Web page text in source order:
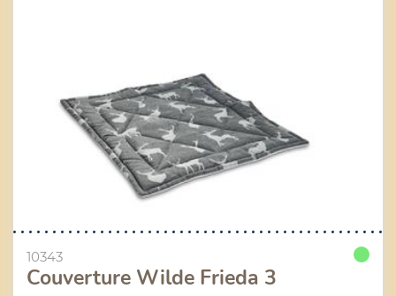
10343
Couverture Wilde Frieda 3